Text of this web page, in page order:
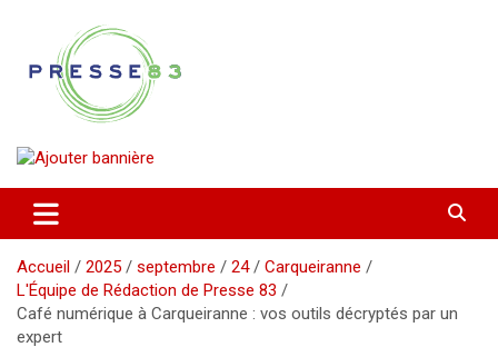
contenu
Presse 83
Accueil 2025 septembre 24
Carqueiranne
L'Équipe de Rédaction de Presse 83
Café numérique à Carqueiranne : vos outils décryptés par un
expert